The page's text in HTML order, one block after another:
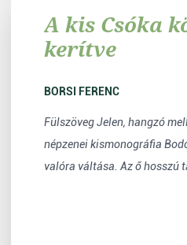
A kis Csóka
kerítve
BORSI FERENC
Fülszöveg Jelen, hangzó
népzenei kismonográfia
valóra váltása. Az ő hosszú